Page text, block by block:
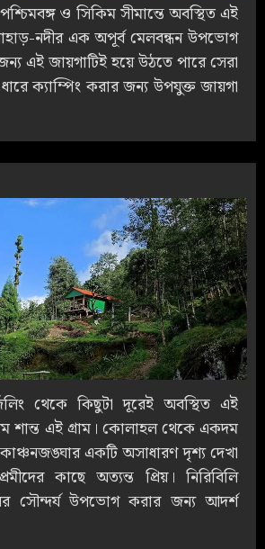
ও সিকিম সীমান্তে অবস্থিত এই
নদীর এক অপূর্ব মেলবন্ধন উপভোগ
এই জায়গাটিই হয়ে উঠতে পারে সেরা
ক্যাম্পিং করার জন্য উপযুক্ত জায়গা
থেকে কিছুটা দূরেই অবস্থিত এই
শান্ত এই গ্রাম। কোলাহল থেকে একদম
একটি অসাধারণ দৃশ্য দেখা
কাছে অত্যন্ত প্রিয়। নিরিবিলি
সৌন্দর্য উপভোগ করার জন্য আদর্শ